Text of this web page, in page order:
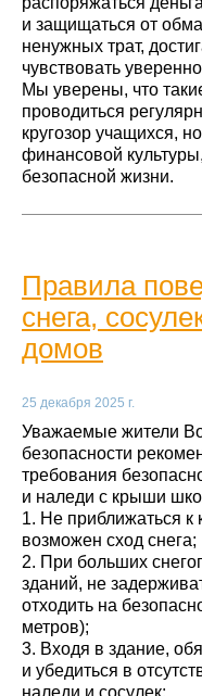
и защищаться от
ненужных трат,
чувствовать
Мы уверены, что
проводиться
кругозор учащихся,
финансовой
безопасной жизни.
Правила
снега,
домов
25 декабря 2025 г.
Уважаемые жители
безопасности
требования
и наледи с крыши
1. Не приближаться
возможен сход снега;
2. При больших
зданий, не
отходить на
метров);
3. Входя в здание,
и убедиться в